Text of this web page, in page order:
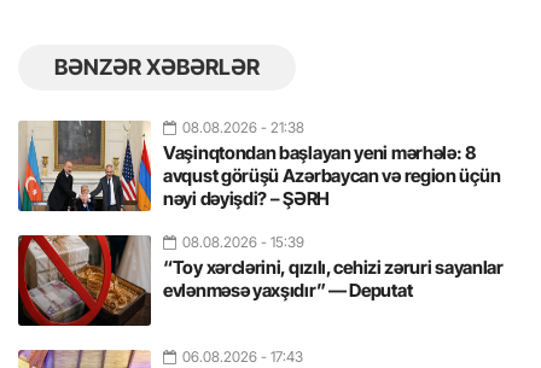
BƏNZƏR XƏBƏRLƏR
08.08.2026 - 21:38
Vaşinqtondan başlayan yeni mərhələ: 8
avqust görüşü Azərbaycan və region üçün
nəyi dəyişdi? – ŞƏRH
08.08.2026 - 15:39
“Toy xərclərini, qızılı, cehizi zəruri sayanlar
evlənməsə yaxşıdır” — Deputat
06.08.2026 - 17:43